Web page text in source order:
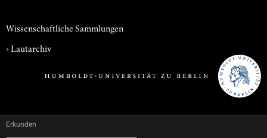
Wissenschaftliche Sammlungen
›Lautarchiv
Erkunden